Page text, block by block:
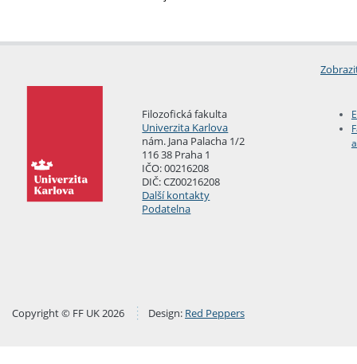
Filozofická fakulta
Univerzita Karlova
nám. Jana Palacha 1/2
116 38 Praha 1
IČO: 00216208
DIČ: CZ00216208
Další kontakty
Podatelna
Copyright © FF UK 2026 Design: Red Peppers